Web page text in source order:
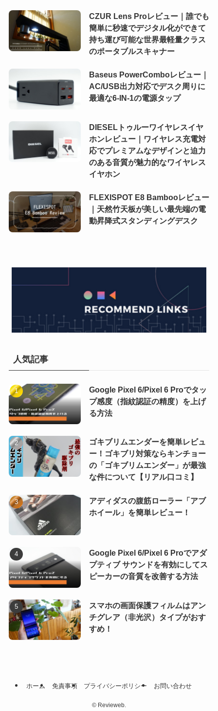
CZUR Lens Proレビュー｜誰でも
簡単に秒速でデジタル化ができて
持ち運び可能な世界最軽量クラス
のポータブルスキャナー
Baseus PowerComboレビュー｜
AC/USB出力対応でデスク周りに
最適な6-IN-1の電源タップ
DIESELトゥルーワイヤレスイヤ
ホンレビュー｜ワイヤレス充電対
応でプレミアムなデザインと迫力
のある音質が魅力的なワイヤレス
イヤホン
FLEXISPOT E8 Bambooレビュー
｜天然竹天板が美しい最先端の電
動昇降式スタンディングデスク
人気記事
Google Pixel 6/Pixel 6 Proでタッ
プ感度（指紋認証の精度）を上げ
る方法
ゴキブリムエンダーを簡単レビュ
ー！ゴキブリ対策ならキンチョー
の「ゴキブリムエンダー」が最強
な件について【リアル口コミ】
アディダスの腹筋ローラー「アブ
ホイール」を簡単レビュー！
Google Pixel 6/Pixel 6 Proでアダ
プティブ サウンドを有効にしてス
ピーカーの音質を改善する方法
スマホの画面保護フィルムはアン
チグレア（非光沢）タイプがおす
すめ！
ホーム 免責事項 プライバシーポリシー お問い合わせ
© Revieweb.